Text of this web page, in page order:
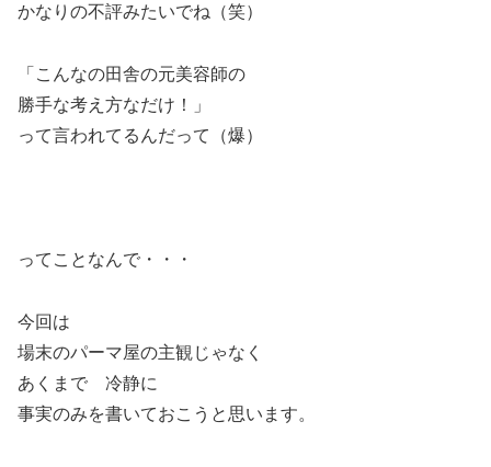
かなりの不評みたいでね（笑）
「こんなの田舎の元美容師の
勝手な考え方なだけ！」
って言われてるんだって（爆）
ってことなんで・・・
今回は
場末のパーマ屋の主観じゃなく
あくまで 冷静に
事実のみを書いておこうと思います。